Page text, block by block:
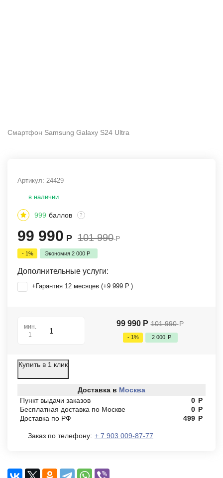
Смартфон Samsung Galaxy S24 Ultra
Артикул: 24429
в наличии
999 баллов ?
99 990 Р 101 990 Р
- 1% Экономия 2 000 Р
Дополнительные услуги:
+Гарантия 12 месяцев (+9 999 Р )
мин.
1
99 990 Р 101 990 Р
- 1% 2 000 Р
Купить в 1 клик
Доставка в Москва
Пункт выдачи заказов
0 Р
Бесплатная доставка по Москве
0 Р
Доставка по РФ
499 Р
Заказ по телефону: + 7 903 009-87-77